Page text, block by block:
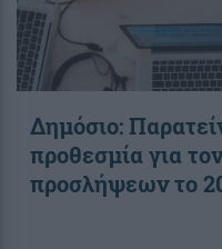
Δημόσιο:
προθεσμία για
προσλήψεων το